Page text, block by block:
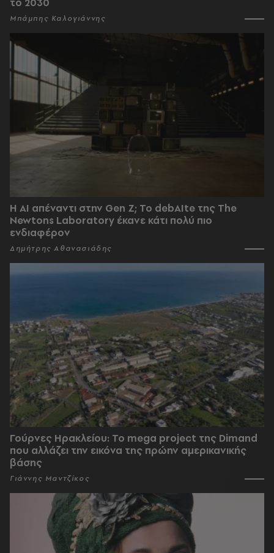
Μπάμπης Καλογιάννης
Η AI απέναντι στην Gen Z; Το debAIte της The
Newtons Laboratory έκανε κάτι πολύ πιο
ενδιαφέρον
Δημήτρης Αθανασιάδης
Γούρνες Ηρακλείου: To mega project της Dimand
που αλλάζει την εικόνα της πρώην αμερικανικής
βάσης
Γιάννης Μαντζίκος